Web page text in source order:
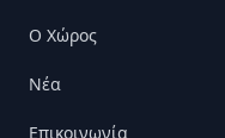
Ο Χώρος
Nέα
Επικοινωνία